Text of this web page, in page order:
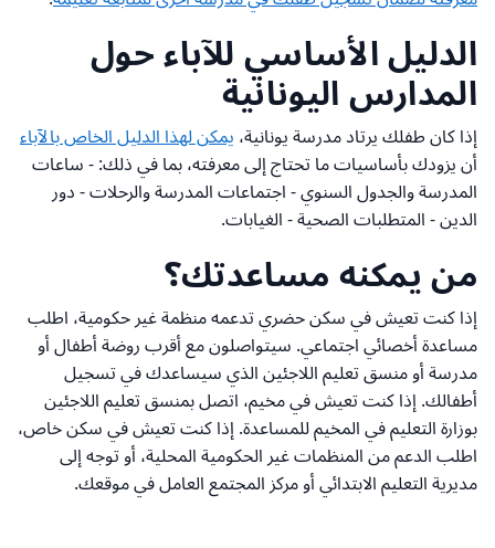
الدليل الأساسي للآباء حول
المدارس اليونانية
إذا كان طفلك يرتاد مدرسة يونانية،يمكن لهذا الدليل الخاص بالآباء
أن يزودك بأساسيات ما تحتاج إلى معرفته، بما في ذلك: - ساعات
المدرسة والجدول السنوي - اجتماعات المدرسة والرحلات - دور
الدين - المتطلبات الصحية - الغيابات.
من يمكنه مساعدتك؟
إذا كنت تعيش في سكن حضري تدعمه منظمة غير حكومية، اطلب
مساعدة أخصائي اجتماعي. سيتواصلون مع أقرب روضة أطفال أو
مدرسة أو منسق تعليم اللاجئين الذي سيساعدك في تسجيل
أطفالك. إذا كنت تعيش في مخيم، اتصل بمنسق تعليم اللاجئين
بوزارة التعليم في المخيم للمساعدة. إذا كنت تعيش في سكن خاص،
اطلب الدعم من المنظمات غير الحكومية المحلية، أو توجه إلى
مديرية التعليم الابتدائي أو مركز المجتمع العامل في موقعك.